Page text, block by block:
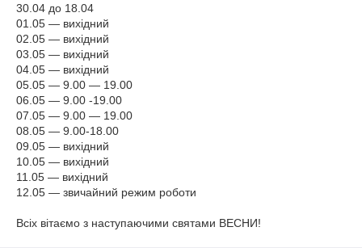
30.04 до 18.04
01.05 ― вихідний
02.05 ― вихідний
03.05 ― вихідний
04.05 ― вихідний
05.05 ― 9.00 ― 19.00
06.05 ― 9.00 -19.00
07.05 ― 9.00 ― 19.00
08.05 ― 9.00-18.00
09.05 ― вихідний
10.05 ― вихідний
11.05 ― вихідний
12.05 ― звичайний режим роботи
Всіх вітаємо з наступаючими святами ВЕСНИ!